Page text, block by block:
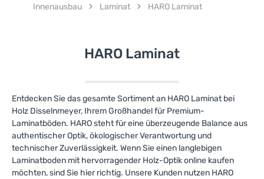
Innenausbau Laminat HARO Laminat
HARO Laminat
Entdecken Sie das gesamte Sortiment an HARO Laminat bei
Holz Disselnmeyer, Ihrem Großhandel für Premium-
Laminatböden. HARO steht für eine überzeugende Balance aus
authentischer Optik, ökologischer Verantwortung und
technischer Zuverlässigkeit. Wenn Sie einen langlebigen
Laminatboden mit hervorragender Holz-Optik online kaufen
möchten, sind Sie hier richtig. Unsere Kunden nutzen HARO